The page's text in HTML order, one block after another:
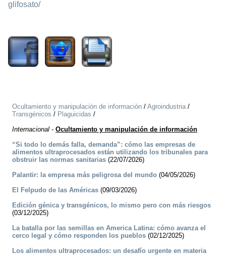
glifosato/
Ocultamiento y manipulación de información / Agroindustria/
Transgénicos / Plaguicidas /
Internacional - Ocultamiento y manipulación de información
“Si todo lo demás falla, demanda”: cómo las empresas de
alimentos ultraprocesados están utilizando los tribunales para
obstruir las normas sanitarias (22/07/2026)
Palantir: la empresa más peligrosa del mundo (04/05/2026)
El Felpudo de las Américas (09/03/2026)
Edición génica y transgénicos, lo mismo pero con más riesgos
(03/12/2025)
La batalla por las semillas en America Latina: cómo avanza el
cerco legal y cómo responden los pueblos (02/12/2025)
Los alimentos ultraprocesados: un desafío urgente en materia